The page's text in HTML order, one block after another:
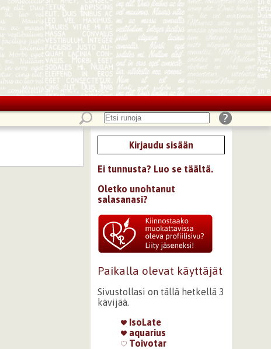
Kirjaudu sisään
Ei tunnusta? Luo se täältä.
Oletko unohtanut
salasanasi?
Paikalla olevat käyttäjät
Sivustollasi on tällä hetkellä 3
kävijää.
IsoLate
aquarius
Toivotar